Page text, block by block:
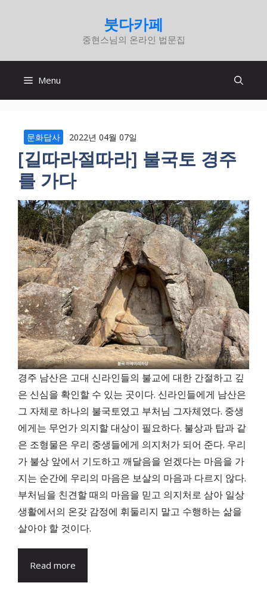
로
붓다카페
중현스님의 온라인 법문집
Menu
문화답사 2022년 04월 07일
[길따라절따라] 불국토 경주
를 가다
경주 남산은 고대 신라인들의 불교에 대한 간절하고 깊
은 신심을 확인할 수 있는 곳이다. 신라인들에게 남산은
그 자체로 하나의 불국토였고 부처님 그자체였다. 중생
에게는 무언가 의지할 대상이 필요하다. 불상과 탑과 같
은 조형물은 우리 중생들에게 의지처가 되어 준다. 우리
가 불상 앞에서 기도하고 깨달음을 얻겠다는 마음을 가
지는 순간에 우리의 마음은 보살의 마음과 다르지 않다.
부처님을 친견할 때의 마음을 믿고 의지처로 삼아 일상
생활에서의 온갖 감정에 휘둘리지 말고 수행하는 삶을
살아야 할 것이다.
Read more